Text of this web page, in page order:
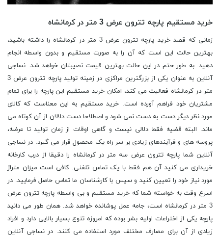
خرید مستقیم پارچه تترون عرض 3 متر در کرمانشاه
زمانی که قصد خرید پارچه تترون عرض 3 متر در کرمانشاه را داشته باشید،
بهترین حالت این است که آن را به صورت مستقیم و بدون واسطه انجام
دهید. به طور حتم در این حالت بهترین قیمت نصیبتان خواهد شد. نساجی
آنلاین به عنوان یکی از بزرگترین مراکزی در زمینه تولید پارچه تترون عرض 3
متر در کرمانشاه فعالیت می کند، امکان خرید مستقیم این پارچه را برای تمام
مشتریان خود فراهم آورده است. خرید مستقیم به این معناست که کالای
مورد نظر دیگر دست به دست نمی شود و اصطلاحا دست دلالان از آن کوتاه می
ماند. البته قضیه فقط دلالی نیست و گاهی اوقات از زمان تولید تا عرضه،
پروسه های و فرآیندهای زیادی بر سر راه یک محصول قرار می گیرد. در نساجی
آنلاین شما پارچه تترون عرض سه متر در کرمانشاه را دقیقا از درب کارخانه
خریداری می کنید آن هم فقط با یک تماس تلفنی. کافی است میزان متراژ
مورد نیاز خود را تعیین کنید و سپس با کارشناسان ما تماس حاصل فرمایید. در
اسرع وقت به خواسته شما که خرید مستقیم و بی واسطه پارچه تترون عرض
3 متر در کرمانشاه است، جامه عمل پوشانده خواهد شد. همان طور می دانید
پارچه یکی از اختراعات اولیه بشر بوده که امروزه تنوع بسیار بالایی دارد و افراد
زیادی از آن برای مصارف مختلف مورد استفاده می کنند. در نساجی آنلاین